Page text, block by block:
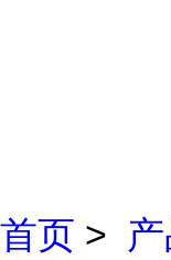
首页 >